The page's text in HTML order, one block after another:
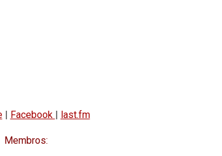
| Facebook | last.fm
Membros: